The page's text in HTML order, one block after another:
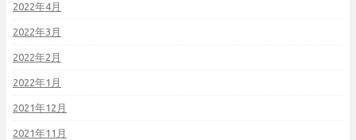
2022年4月
2022年3月
2022年2月
2022年1月
2021年12月
2021年11月